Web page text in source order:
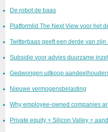
De robot de baas
Platformlid The Next View voor het
Twitterbaas geeft een derde van
Subsidie voor advies duurzame
Gedwongen uitkoop
Nieuwe vermogensbelasting
Why employee-owned companies
Private equity + Silicon Valley =